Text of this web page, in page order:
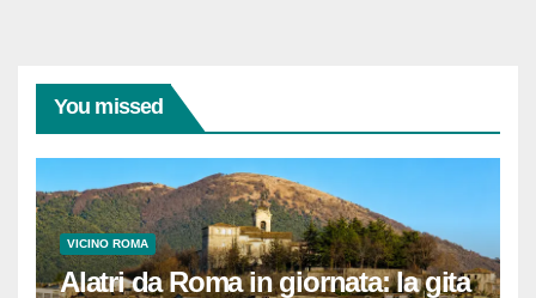
You missed
VICINO ROMA
Alatri da Roma in giornata: la gita